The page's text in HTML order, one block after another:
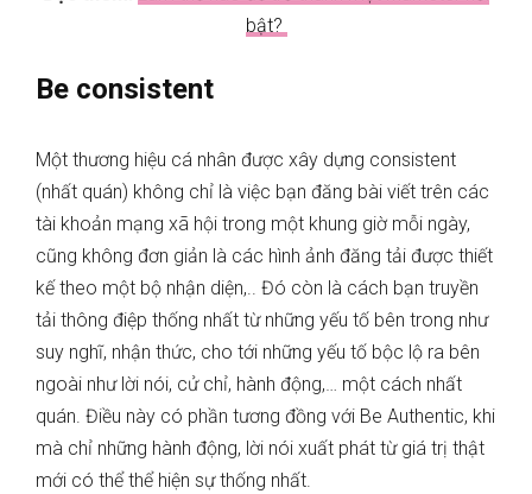
bật?
Be consistent
Một thương hiệu cá nhân được xây dựng consistent
(nhất quán) không chỉ là việc bạn đăng bài viết trên các
tài khoản mạng xã hội trong một khung giờ mỗi ngày,
cũng không đơn giản là các hình ảnh đăng tải được thiết
kế theo một bộ nhận diện,.. Đó còn là cách bạn truyền
tải thông điệp thống nhất từ những yếu tố bên trong như
suy nghĩ, nhận thức, cho tới những yếu tố bộc lộ ra bên
ngoài như lời nói, cử chỉ, hành động,… một cách nhất
quán. Điều này có phần tương đồng với Be Authentic, khi
mà chỉ những hành động, lời nói xuất phát từ giá trị thật
mới có thể thể hiện sự thống nhất.